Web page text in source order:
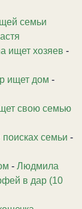
семьи
ищет хозяев -
ищет дом -
свою семью
семьи -
- Людмила
в дар (10